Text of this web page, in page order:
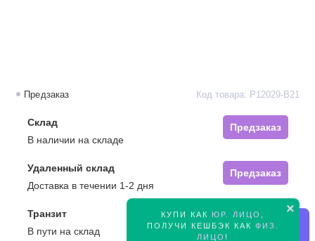
×
КУПИ КАК ЮР. ЛИЦО
ПОЛУЧИ КЕШБЭК КАК ФИЗ.
ЛИЦО !
Предзаказ Код товара: P12029-B21
Склад
Предзаказ
В наличии на складе
Удаленный склад
Предзаказ
Доставка в течении 1-2 дня
Транзит
Предзаказ
В пути на склад